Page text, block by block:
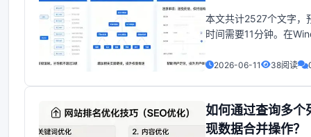
本文共计2527个文字，
时间需要11分钟。在
到操作系统资源不足、
统资源：确认CPU、内
源是否满足
2026-06-11 38阅读
如何通过查询多个
现数据合并操作？